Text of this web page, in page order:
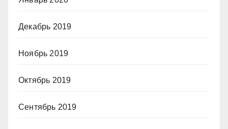
Декабрь 2019
Ноябрь 2019
Октябрь 2019
Сентябрь 2019